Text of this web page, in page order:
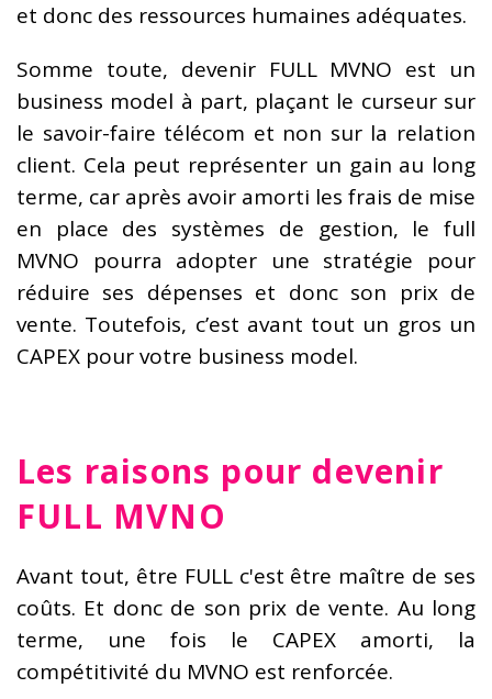
et donc des ressources humaines adéquates.
Somme toute, devenir FULL MVNO est un
business model à part, plaçant le curseur sur
le savoir-faire télécom et non sur la relation
client. Cela peut représenter un gain au long
terme, car après avoir amorti les frais de mise
en place des systèmes de gestion, le full
MVNO pourra adopter une stratégie pour
réduire ses dépenses et donc son prix de
vente. Toutefois, c’est avant tout un gros un
CAPEX pour votre business model.
Les raisons pour devenir
FULL MVNO
Avant tout, être FULL c'est être maître de ses
coûts. Et donc de son prix de vente. Au long
terme, une fois le CAPEX amorti, la
compétitivité du MVNO est renforcée.